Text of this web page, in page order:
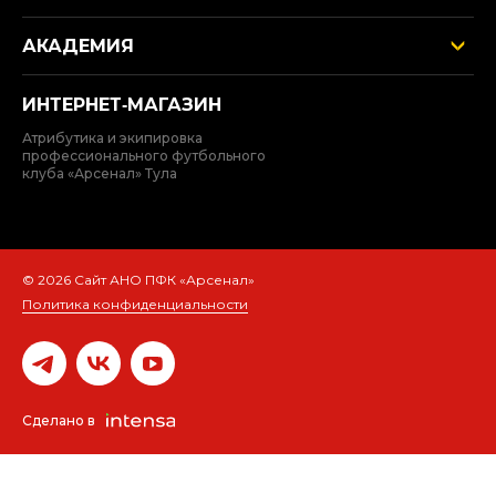
АКАДЕМИЯ
ИНТЕРНЕТ‑МАГАЗИН
Атрибутика и экипировка
профессионального футбольного
клуба «Арсенал» Тула
© 2026 Сайт АНО ПФК «Арсенал»
Политика конфиденциальности
Сделано в